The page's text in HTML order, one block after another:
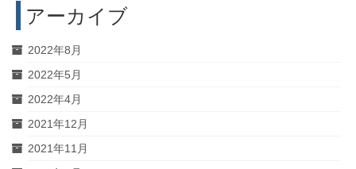
アーカイブ
2022年8月
2022年5月
2022年4月
2021年12月
2021年11月